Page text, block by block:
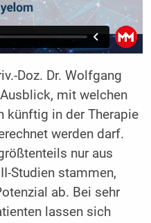
Doz. Dr. Wolfgang
mit welchen
künftig in der Therapie
werden darf.
nur aus
Studien stammen,
ab. Bei sehr
lassen sich